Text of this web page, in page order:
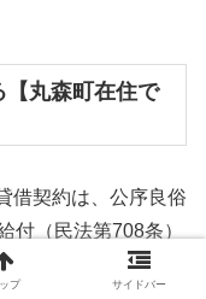
丸森町在住で
借契約は、公序良俗
付（民法第708条）
丸森町在住であって
プ サイドバー